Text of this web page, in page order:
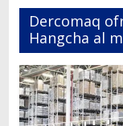
Autos,
camiones,
motos,
información
del
mundo
Dercomaq
Hangcha al